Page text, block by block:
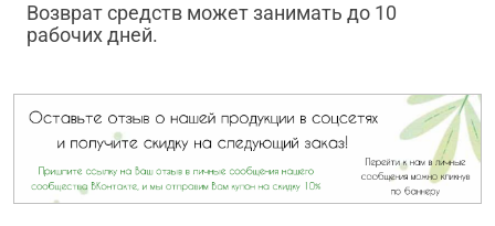
Возврат средств может занимать до 10
рабочих дней.